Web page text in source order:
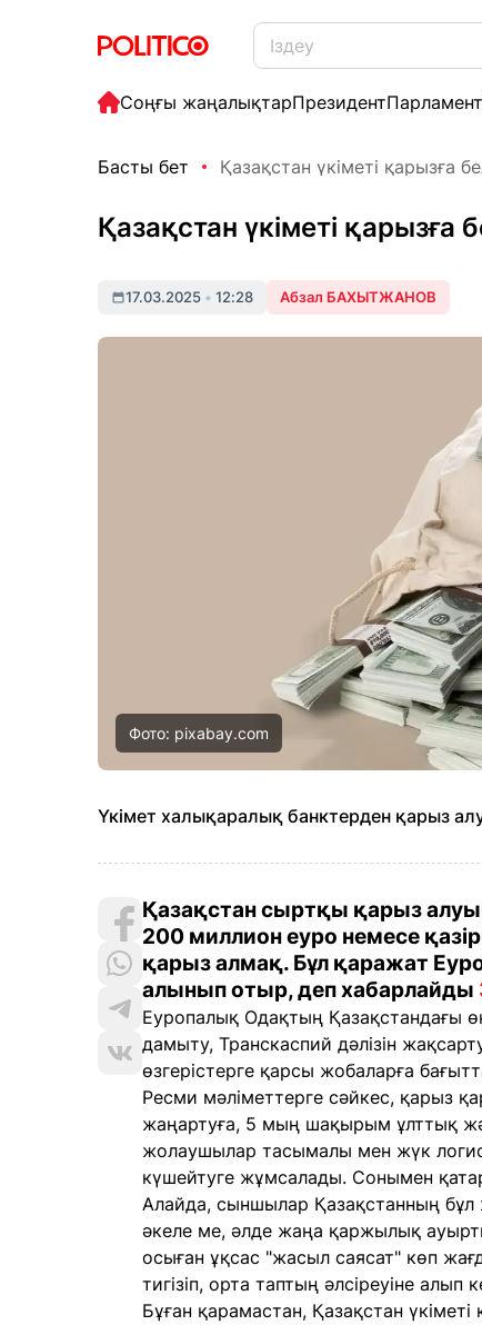
Соңғы жаңалықтарПрезидентПарламент
Басты бет Қазақстан үкіметі қарызға
Қазақстан үкіметі қарызға
17.03.2025 • 12:28 Абзал БАХЫТЖАНОВ
Фото: pixabay.com
Үкімет халықаралық банктерден қарыз
Қазақстан сыртқы қарыз
200 миллион еуро немесе
қарыз алмақ. Бұл қаражат
алынып отыр, деп хабарлайды
Еуропалық Одақтың Қазақстандағы
дамыту, Транскаспий дәлізін
өзгерістерге қарсы жобаларға
Ресми мәліметтерге сәйкес, қарыз
жаңартуға, 5 мың шақырым ұлттық
жолаушылар тасымалы мен жүк
күшейтуге жұмсалады. Сонымен
Алайда, сыншылар Қазақстанның
әкеле ме, әлде жаңа қаржылық
осыған ұқсас "жасыл саясат" көп
тигізіп, орта таптың әлсіреуіне алып
Бұған қарамастан, Қазақстан